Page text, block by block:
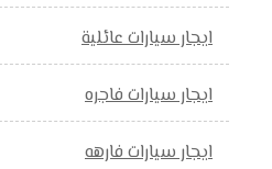
ايجار سيارات عائلية
ايجار سيارات فاجره
ايجار سيارات فارهه